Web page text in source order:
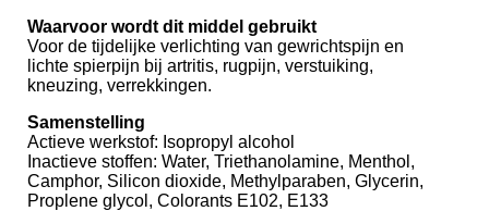
Waarvoor wordt dit middel gebruikt
Voor de tijdelijke verlichting van gewrichtspijn en
lichte spierpijn bij artritis, rugpijn, verstuiking,
kneuzing, verrekkingen.
Samenstelling
Actieve werkstof: Isopropyl alcohol
Inactieve stoffen: Water, Triethanolamine, Menthol,
Camphor, Silicon dioxide, Methylparaben, Glycerin,
Proplene glycol, Colorants E102, E133